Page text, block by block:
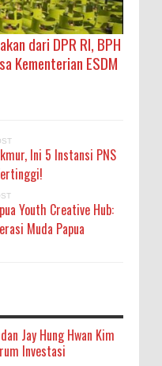
dari DPR RI, BPH
Kementerian ESDM
Ini 5 Instansi PNS
Youth Creative Hub:
Muda Papua
Jay Hung Hwan Kim
Investasi